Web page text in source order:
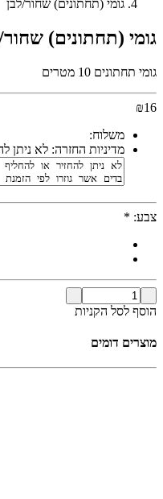
גומי (תחתונים) שחור/לבן
גומי (תחתונים)
גומי תחתונים 10 מטרים
₪16
משלוח:
מדיניות החזרה: לא ניתן
צבע: *
הוסף לסל הקניות
מוצרים דומים